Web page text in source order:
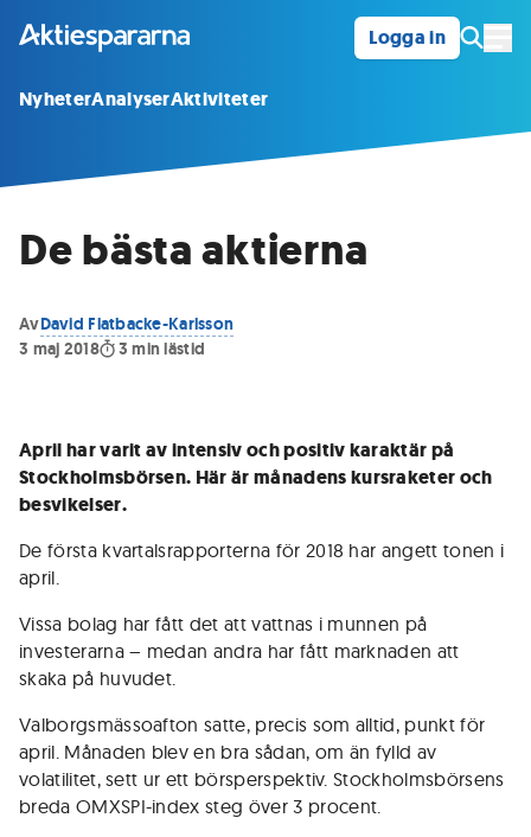
Logga in
NyheterAnalyserAktiviteter
De bästa aktierna
AvDavid Flatbacke-Karlsson
3 maj 2018
3 min lästid
April har varit av intensiv och positiv karaktär på
Stockholmsbörsen. Här är månadens kursraketer och
besvikelser.
De första kvartalsrapporterna för 2018 har angett tonen i
april.
Vissa bolag har fått det att vattnas i munnen på
investerarna – medan andra har fått marknaden att
skaka på huvudet.
Valborgsmässoafton satte, precis som alltid, punkt för
april. Månaden blev en bra sådan, om än fylld av
volatilitet, sett ur ett börsperspektiv. Stockholmsbörsens
breda OMXSPI-index steg över 3 procent.